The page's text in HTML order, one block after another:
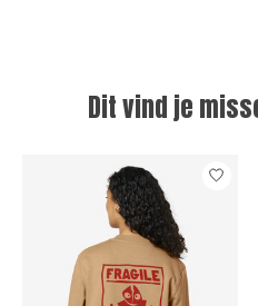
Dit vind je
Items van productcarrousel